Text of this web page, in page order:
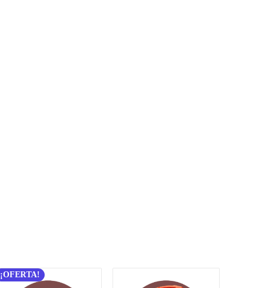
¡OFERTA!